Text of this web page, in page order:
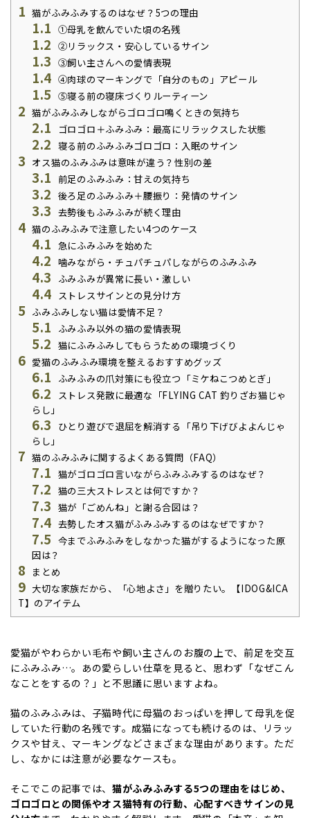
1 猫がふみふみするのはなぜ？5つの理由
1.1 ①母乳を飲んでいた頃の名残
1.2 ②リラックス・安心しているサイン
1.3 ③飼い主さんへの愛情表現
1.4 ④肉球のマーキングで「自分のもの」アピール
1.5 ⑤寝る前の寝床づくりルーティーン
2 猫がふみふみしながらゴロゴロ鳴くときの気持ち
2.1 ゴロゴロ＋ふみふみ：最高にリラックスした状態
2.2 寝る前のふみふみゴロゴロ：入眠のサイン
3 オス猫のふみふみは意味が違う？性別の差
3.1 前足のふみふみ：甘えの気持ち
3.2 後ろ足のふみふみ＋腰振り：発情のサイン
3.3 去勢後もふみふみが続く理由
4 猫のふみふみで注意したい4つのケース
4.1 急にふみふみを始めた
4.2 噛みながら・チュパチュパしながらのふみふみ
4.3 ふみふみが異常に長い・激しい
4.4 ストレスサインとの見分け方
5 ふみふみしない猫は愛情不足？
5.1 ふみふみ以外の猫の愛情表現
5.2 猫にふみふみしてもらうための環境づくり
6 愛猫のふみふみ環境を整えるおすすめグッズ
6.1 ふみふみの爪対策にも役立つ「ミケねこつめとぎ」
6.2
ストレス発散に最適な「FLYING CAT 釣りざお猫じゃ
らし」
6.3
ひとり遊びで退屈を解消する「吊り下げびよよんじゃ
らし」
7 猫のふみふみに関するよくある質問（FAQ）
7.1 猫がゴロゴロ言いながらふみふみするのはなぜ？
7.2 猫の三大ストレスとは何ですか？
7.3 猫が「ごめんね」と謝る合図は？
7.4 去勢したオス猫がふみふみするのはなぜですか？
7.5 今までふみふみをしなかった猫がするようになった原
因は？
8 まとめ
9 大切な家族だから、「心地よさ」を贈りたい。【IDOG&ICA
T】のアイテム
愛猫がやわらかい毛布や飼い主さんのお腹の上で、前足を交互
にふみふみ…。あの愛らしい仕草を見ると、思わず「なぜこん
なことをするの？」と不思議に思いますよね。
猫のふみふみは、子猫時代に母猫のおっぱいを押して母乳を促
していた行動の名残です。成猫になっても続けるのは、リラッ
クスや甘え、マーキングなどさまざまな理由があります。ただ
し、なかには注意が必要なケースも。
そこでこの記事では、 猫がふみふみする5つの理由をはじめ、
ゴロゴロとの関係やオス猫特有の行動、心配すべきサインの見